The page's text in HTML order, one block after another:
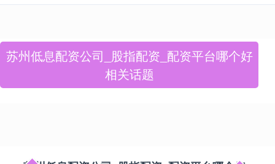
苏州低息配资公司_股指配资_配资平台哪个好
相关话题